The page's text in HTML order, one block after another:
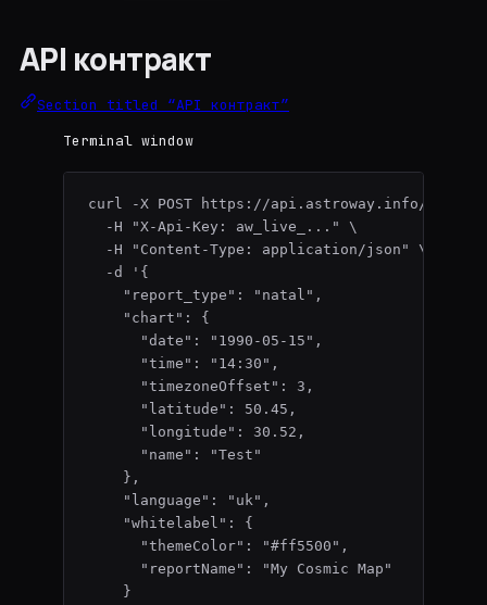
API контракт
Section titled “API контракт”
Terminal window
curl -X POST
https://api.astroway.info/v1/
-H
"X-Api-Key: aw_live_... "
\
-H
" Content-Type: application/json "
\
-d
' {
"report_type": "natal",
"chart": {
"date": "1990-05-15",
"time": "14:30",
"timezoneOffset": 3,
"latitude": 50.45,
"longitude": 30.52,
"name": "Test"
},
"language": "uk",
"whitelabel": {
"themeColor": "#ff5500",
"reportName": "My Cosmic Map"
}